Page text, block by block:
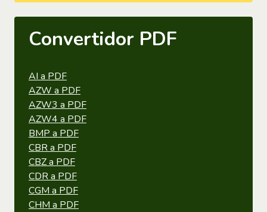
Convertidor PDF
AI a PDF
AZW a PDF
AZW3 a PDF
AZW4 a PDF
BMP a PDF
CBR a PDF
CBZ a PDF
CDR a PDF
CGM a PDF
CHM a PDF